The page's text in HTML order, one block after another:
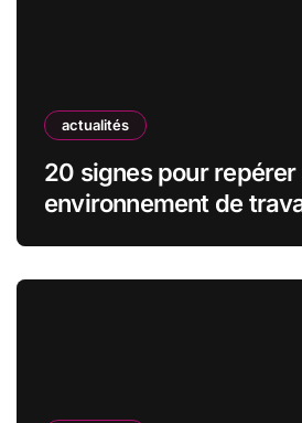
actualités
20 signes pour repérer
environnement de